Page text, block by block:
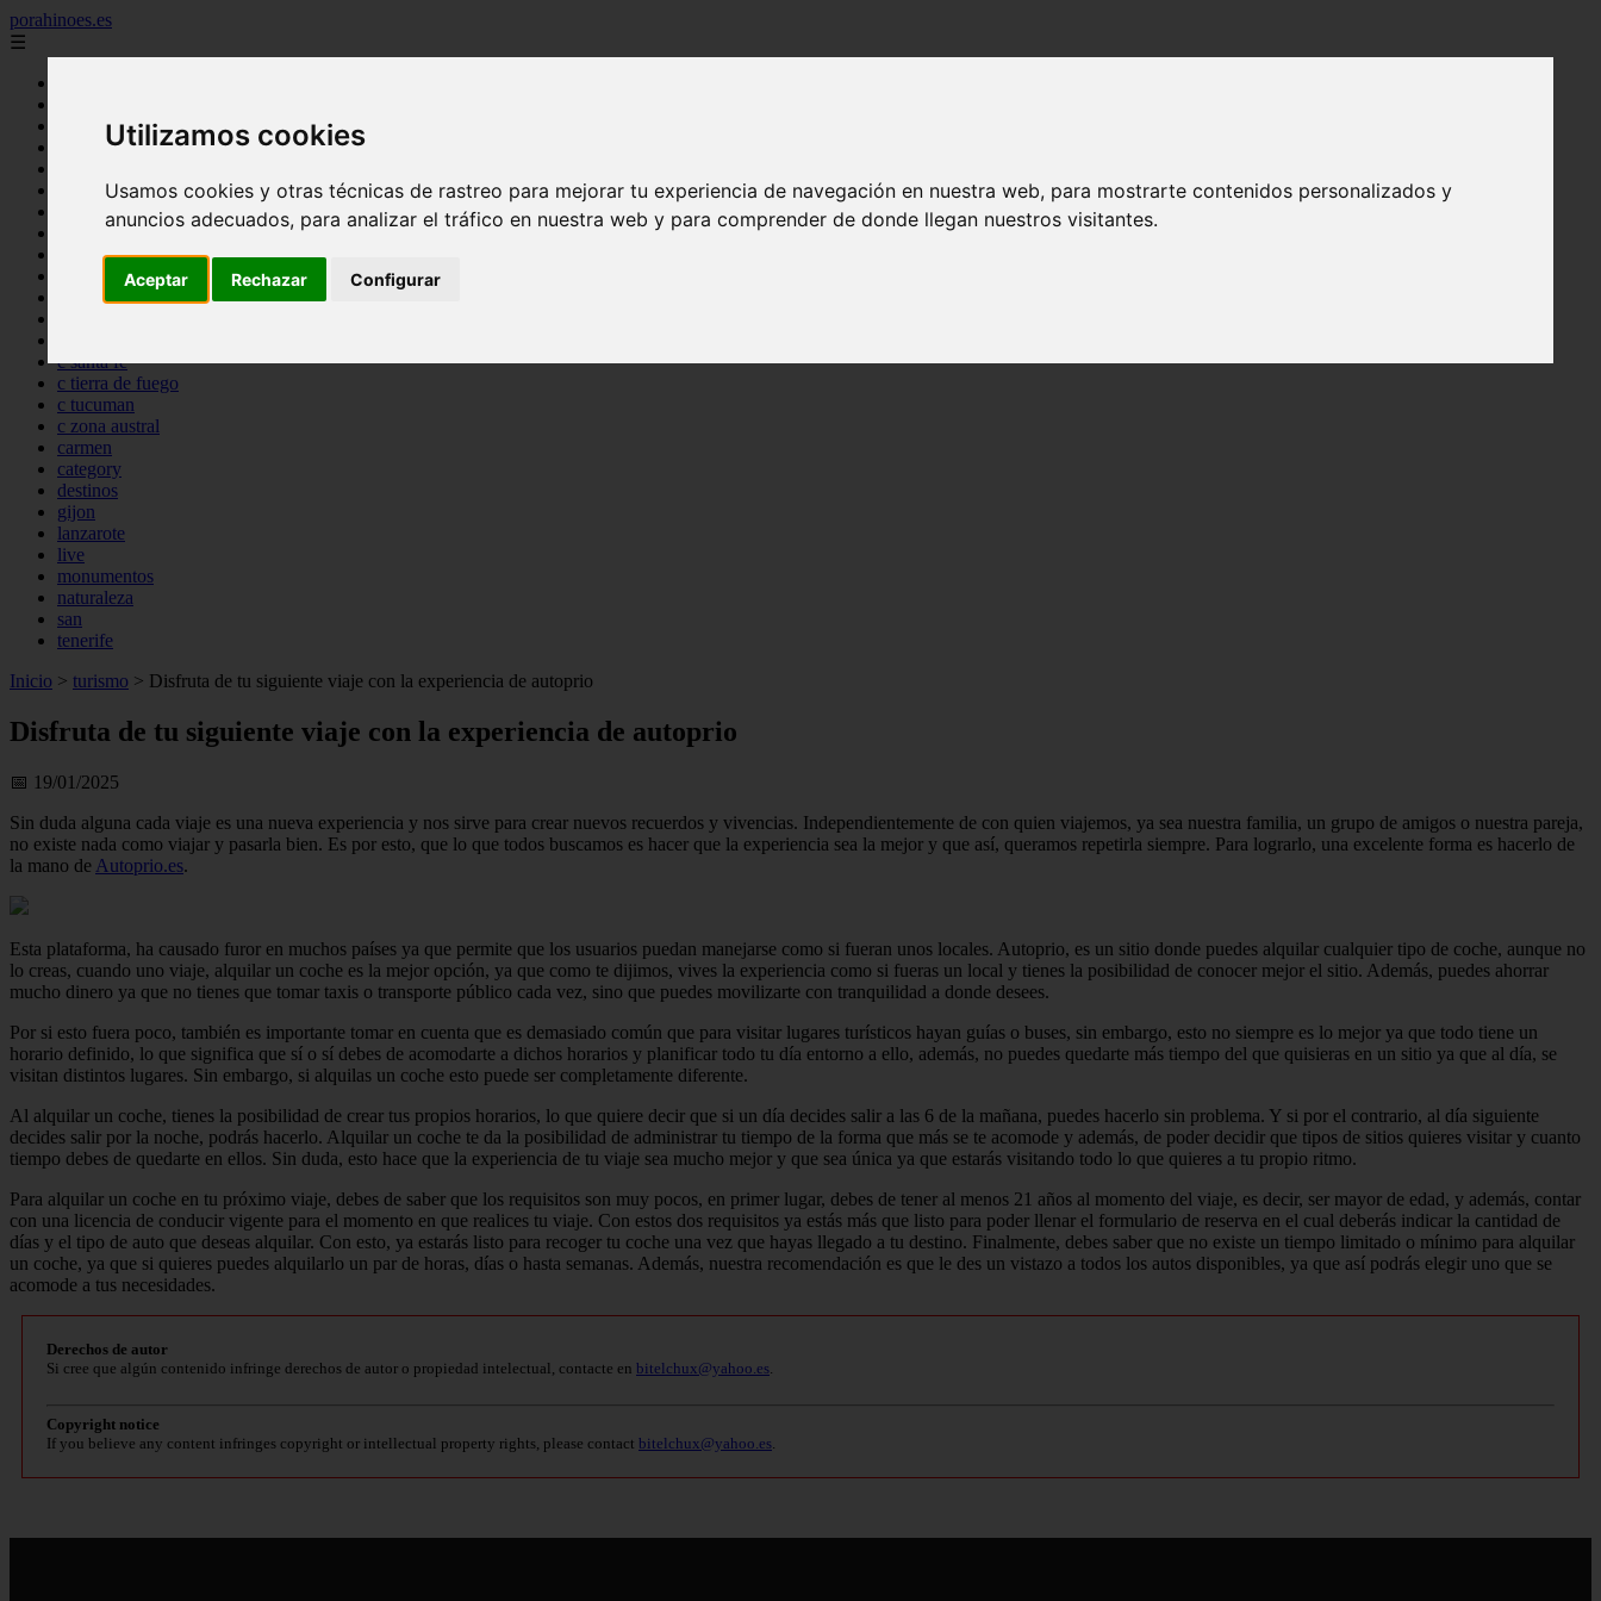
Utilizamos cookies
Usamos cookies y otras técnicas de rastreo para mejorar tu experiencia de navegación en nuestra web, para mostrarte contenidos personalizados y
anuncios adecuados, para analizar el tráfico en nuestra web y para comprender de donde llegan nuestros visitantes.
Aceptar Rechazar Configurar
porahinoes.es
☰
america
c buenos aires
c cordoba
c entre rios
c generalidades del pais
c mendoza
c neuquen
c santa fe
c tierra de fuego
c tucuman
c zona austral
carmen
category
destinos
gijon
lanzarote
live
monumentos
naturaleza
san
tenerife
Inicio > turismo > Disfruta de tu siguiente viaje con la experiencia de autoprio
Disfruta de tu siguiente viaje con la experiencia de autoprio
📅 19/01/2025
Sin duda alguna cada viaje es una nueva experiencia y nos sirve para crear nuevos recuerdos y vivencias. Independientemente de con quien viajemos, ya sea nuestra familia, un grupo de amigos o nuestra pareja,
no existe nada como viajar y pasarla bien. Es por esto, que lo que todos buscamos es hacer que la experiencia sea la mejor y que así, queramos repetirla siempre. Para lograrlo, una excelente forma es hacerlo de
la mano de Autoprio.es.
Esta plataforma, ha causado furor en muchos países ya que permite que los usuarios puedan manejarse como si fueran unos locales. Autoprio, es un sitio donde puedes alquilar cualquier tipo de coche, aunque no
lo creas, cuando uno viaje, alquilar un coche es la mejor opción, ya que como te dijimos, vives la experiencia como si fueras un local y tienes la posibilidad de conocer mejor el sitio. Además, puedes ahorrar
mucho dinero ya que no tienes que tomar taxis o transporte público cada vez, sino que puedes movilizarte con tranquilidad a donde desees.
Por si esto fuera poco, también es importante tomar en cuenta que es demasiado común que para visitar lugares turísticos hayan guías o buses, sin embargo, esto no siempre es lo mejor ya que todo tiene un
horario definido, lo que significa que sí o sí debes de acomodarte a dichos horarios y planificar todo tu día entorno a ello, además, no puedes quedarte más tiempo del que quisieras en un sitio ya que al día, se
visitan distintos lugares. Sin embargo, si alquilas un coche esto puede ser completamente diferente.
Al alquilar un coche, tienes la posibilidad de crear tus propios horarios, lo que quiere decir que si un día decides salir a las 6 de la mañana, puedes hacerlo sin problema. Y si por el contrario, al día siguiente
decides salir por la noche, podrás hacerlo. Alquilar un coche te da la posibilidad de administrar tu tiempo de la forma que más se te acomode y además, de poder decidir que tipos de sitios quieres visitar y cuanto
tiempo debes de quedarte en ellos. Sin duda, esto hace que la experiencia de tu viaje sea mucho mejor y que sea única ya que estarás visitando todo lo que quieres a tu propio ritmo.
Para alquilar un coche en tu próximo viaje, debes de saber que los requisitos son muy pocos, en primer lugar, debes de tener al menos 21 años al momento del viaje, es decir, ser mayor de edad, y además, contar
con una licencia de conducir vigente para el momento en que realices tu viaje. Con estos dos requisitos ya estás más que listo para poder llenar el formulario de reserva en el cual deberás indicar la cantidad de
días y el tipo de auto que deseas alquilar. Con esto, ya estarás listo para recoger tu coche una vez que hayas llegado a tu destino. Finalmente, debes saber que no existe un tiempo limitado o mínimo para alquilar
un coche, ya que si quieres puedes alquilarlo un par de horas, días o hasta semanas. Además, nuestra recomendación es que le des un vistazo a todos los autos disponibles, ya que así podrás elegir uno que se
acomode a tus necesidades.
Derechos de autor
Si cree que algún contenido infringe derechos de autor o propiedad intelectual, contacte en bitelchux@yahoo.es
Copyright notice
If you believe any content infringes copyright or intellectual property rights, please contact bitelchux@yahoo.es